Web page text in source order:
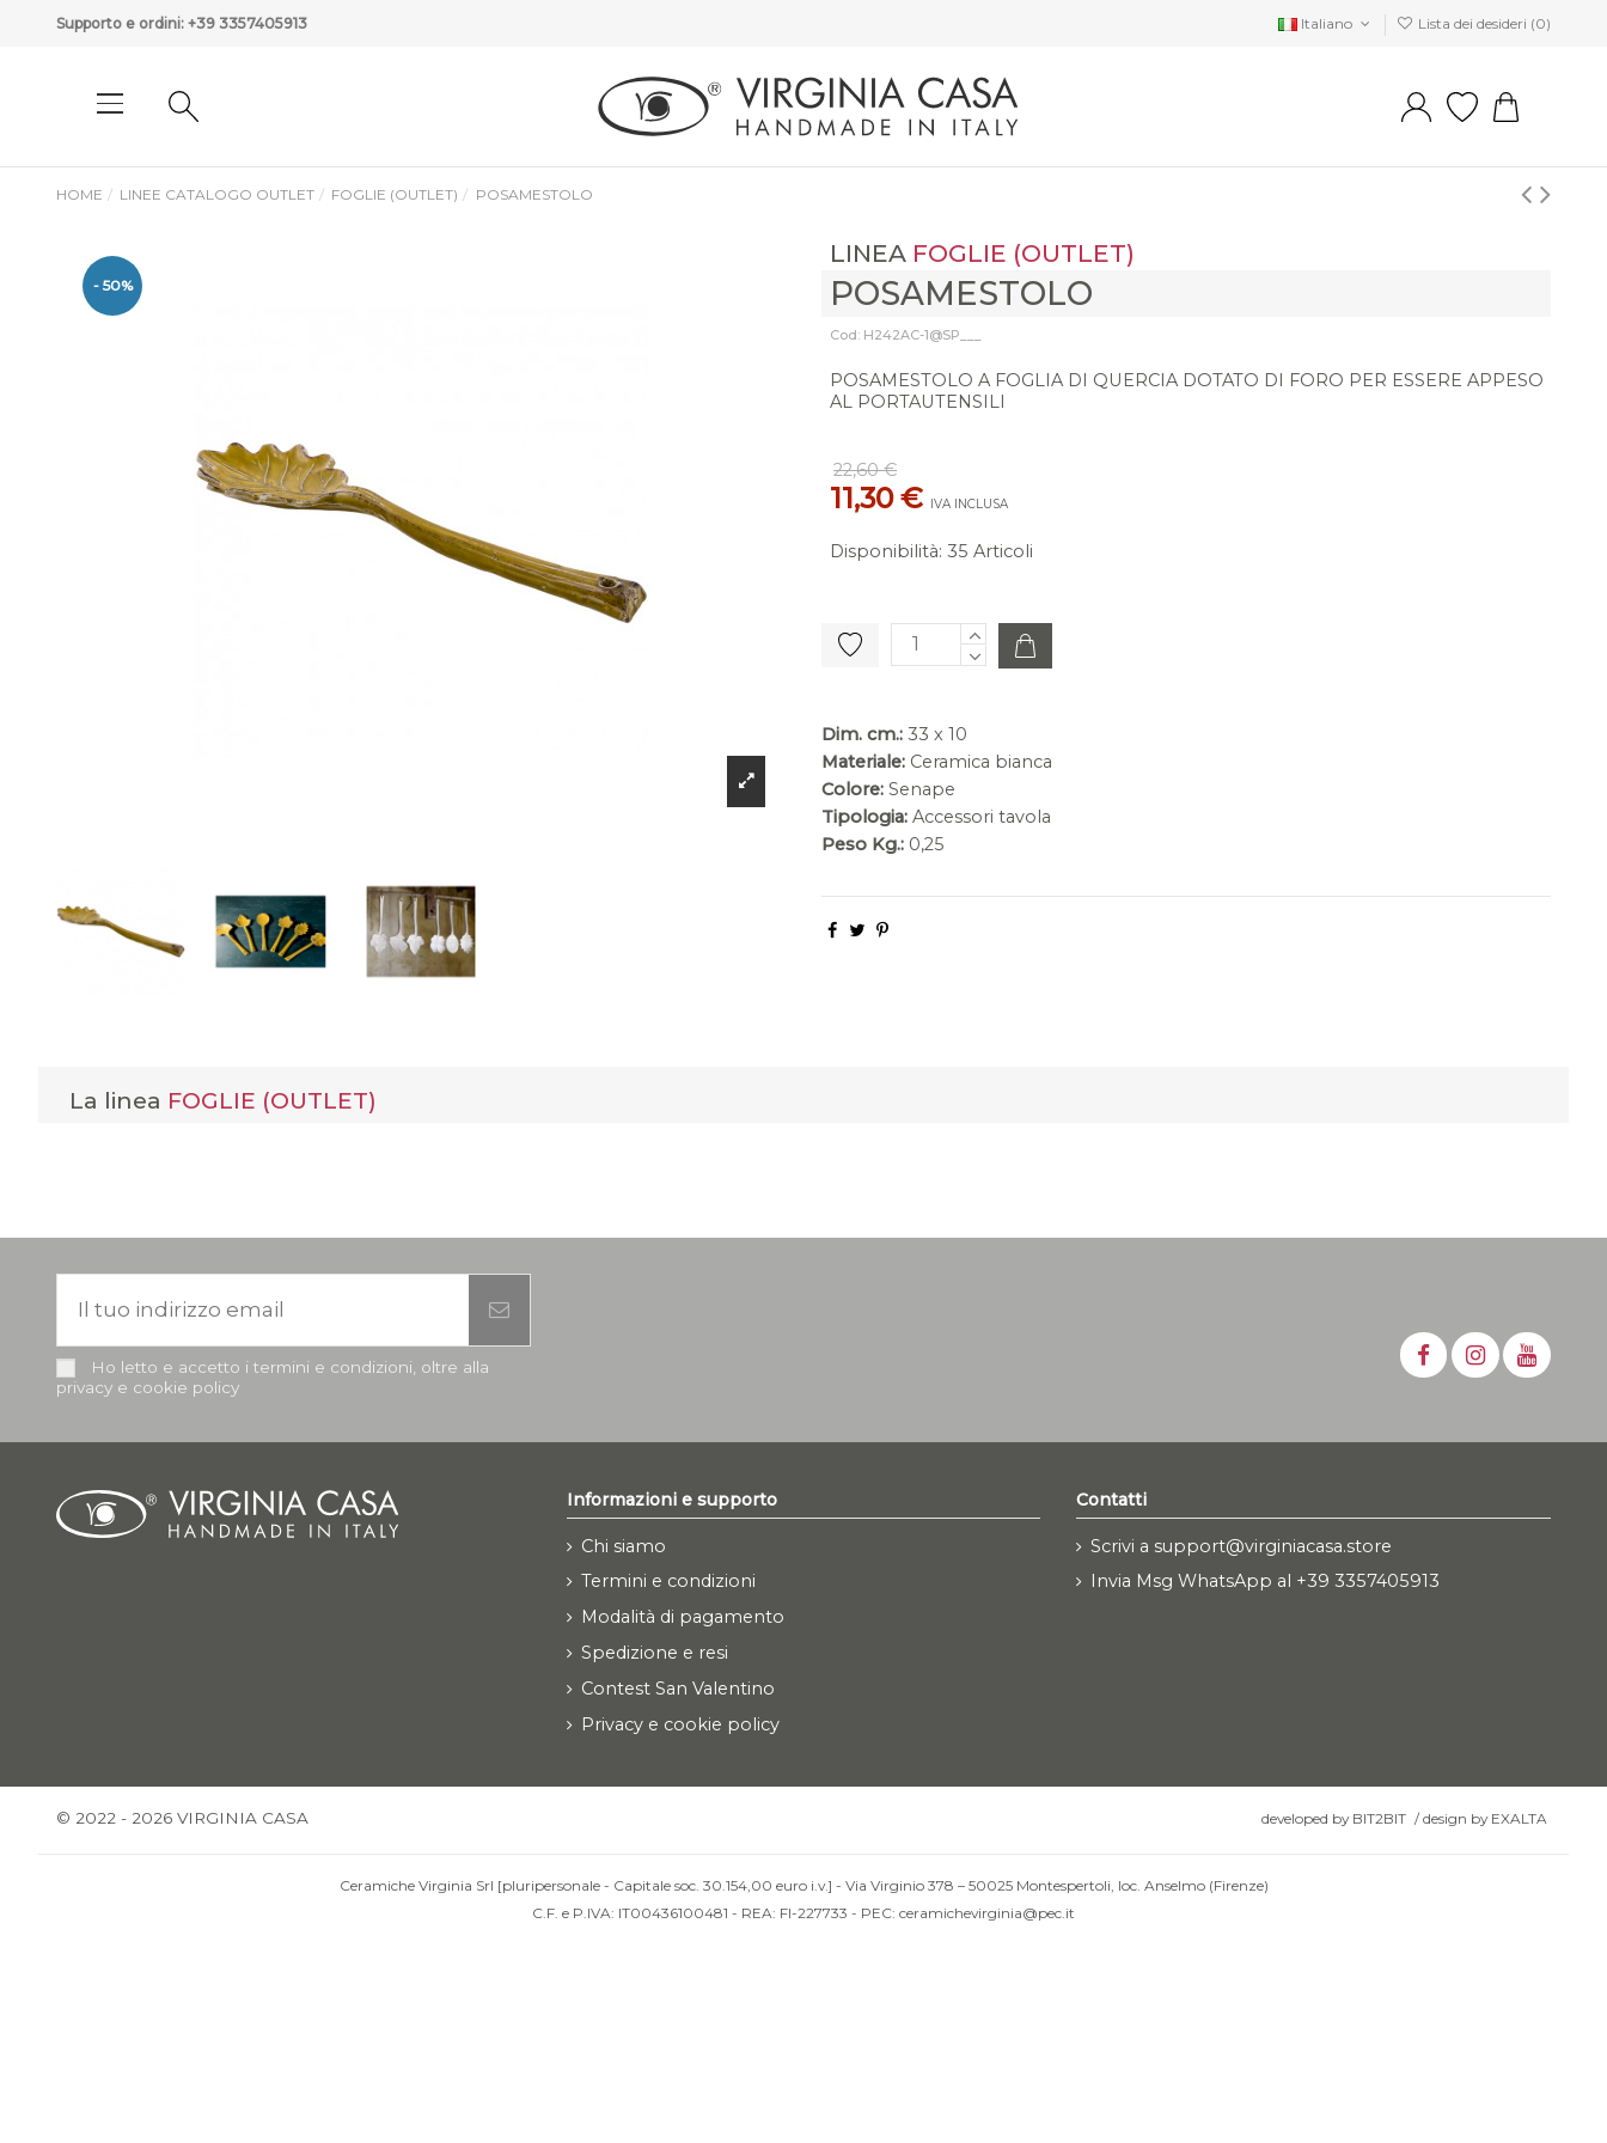
Supporto e ordini: +39 3357405913 Italiano Lista dei desideri (0)
HOME LINEE CATALOGO OUTLET FOGLIE (OUTLET) POSAMESTOLO
- 50%
LINEA FOGLIE (OUTLET)
POSAMESTOLO
Cod: H242AC-1@SP___
POSAMESTOLO A FOGLIA DI QUERCIA DOTATO DI FORO PER ESSERE APPESO
AL PORTAUTENSILI
22,60 €
11,30 € IVA INCLUSA
Disponibilità: 35 Articoli
Dim. cm.: 33 x 10
Materiale: Ceramica bianca
Colore: Senape
Tipologia: Accessori tavola
Peso Kg.: 0,25
La linea FOGLIE (OUTLET)
Ho letto e accetto i termini e condizioni, oltre alla
privacy e cookie policy
Informazioni e supporto
Chi siamo
Termini e condizioni
Modalità di pagamento
Spedizione e resi
Contest San Valentino
Privacy e cookie policy
Contatti
Scrivi a support@virginiacasa.store
Invia Msg WhatsApp al +39 3357405913
© 2022 - 2026 VIRGINIA CASA developed by BIT2BIT /design by EXALTA
Ceramiche Virginia Srl [pluripersonale - Capitale soc. 30.154,00 euro i.v.] - Via Virginio 378 – 50025 Montespertoli, loc. Anselmo (Firenze)
C.F. e P.IVA: IT00436100481 - REA: FI-227733 - PEC: ceramichevirginia@pec.it